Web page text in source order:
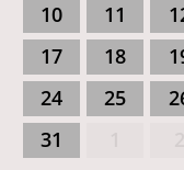
10
11
17
18
24
25
31